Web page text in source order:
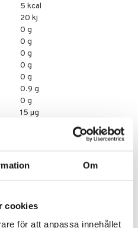
Om
cookies
för att anpassa innehållet
5 kcal
20 kj
0 g
0 g
0 g
0 g
0 g
0.9 g
0 g
15 µg